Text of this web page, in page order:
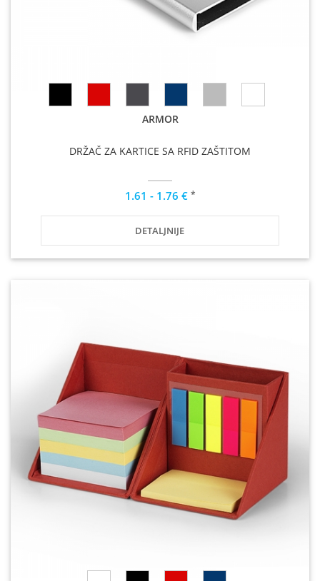
ARMOR
DRŽAČ ZA KARTICE SA RFID ZAŠTITOM
1.61 - 1.76 € *
DETALJNIJE